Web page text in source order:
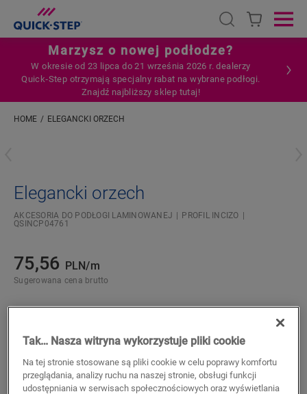
Open search
Marzysz o nowej podłodze?
W okresie od 23 lipca do 21 września 2026 r. dealerzy
Quick‑Step otrzymają specjalny rabat na wybrane podłogi.
Znajdź najbliższy sklep tutaj!
HOME ELEGANCKI ORZECH
Elegancki orzech
AKCESORIA DO PODŁOGI LAMINOWANEJ
PROFIL INCIZO
QSINCP04761
75,56 PLN/m
Sugerowana cena brutto
WYSZUKAJ
Tak… Nasza witryna wykorzystuje pliki cookie
Na tej stronie stosowane są pliki cookie w celu poprawy komfortu
przeglądania, analizy ruchu na naszej stronie, obsługi funkcji
udostępniania w serwisach społecznościowych oraz wyświetlania